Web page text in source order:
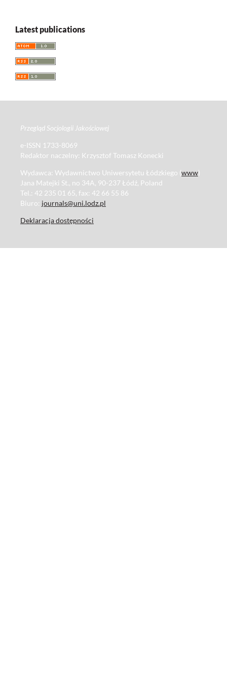
Latest publications
Przegląd Socjologii Jakościowej
e-ISSN 1733-8069
Redaktor naczelny: Krzysztof Tomasz Konecki
Wydawca: Wydawnictwo Uniwersytetu Łódzkiego (www)
Jana Matejki St., no 34A, 90-237 Łódź, Poland
Tel.: 42 235 01 65, fax: 42 66 55 86
Biuro: journals@uni.lodz.pl
Deklaracja dostępności